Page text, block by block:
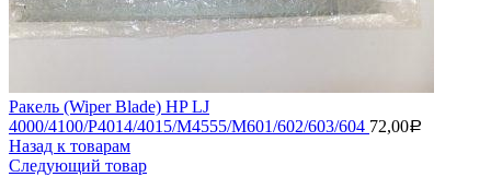
Ракель (Wiper Blade) HP LJ
4000/4100/P4014/4015/M4555/M601/602/603/604 72,00Р
Назад к товарам
Следующий товар